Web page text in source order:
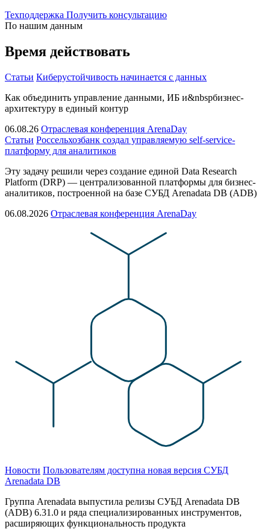
Техподдержка Получить консультацию
По нашим данным
Время действовать
Статьи Киберустойчивость начинается с данных
Как объединить управление данными, ИБ и&nbspбизнес-
архитектуру в единый контур
06.08.26 Отраслевая конференция ArenaDay
Статьи Россельхозбанк создал управляемую self-service-
платформу для аналитиков
Эту задачу решили через создание единой Data Research
Platform (DRP) — централизованной платформы для бизнес-
аналитиков, построенной на базе СУБД Arenadata DB (ADB)
06.08.2026 Отраслевая конференция ArenaDay
Новости Пользователям доступна новая версия СУБД
Arenadata DB
Группа Arenadata выпустила релизы СУБД Arenadata DB
(ADB) 6.31.0 и ряда специализированных инструментов,
расширяющих функциональность продукта